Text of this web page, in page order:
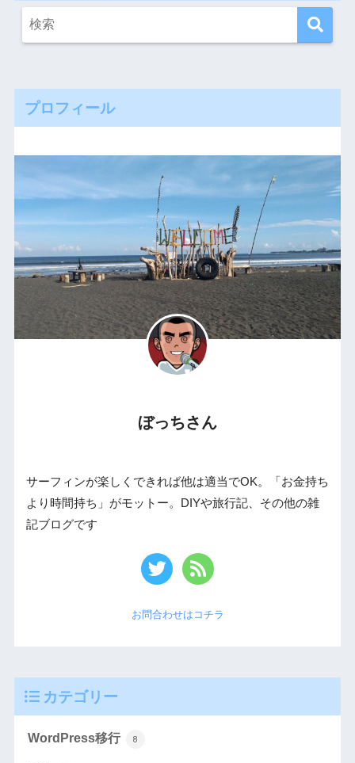
プロフィール
ぼっちさん
サーフィンが楽しくできれば他は適当でOK。「お金持ち
より時間持ち」がモットー。DIYや旅行記、その他の雑
記ブログです
お問合わせはコチラ
カテゴリー
WordPress移行 8